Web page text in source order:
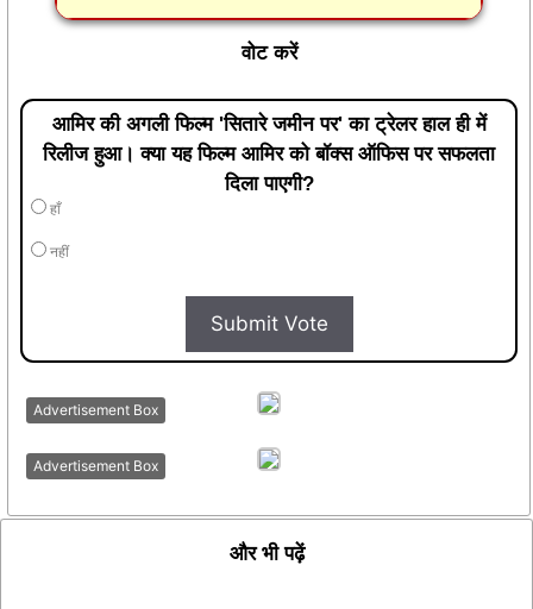
वोट करें
आमिर की अगली फिल्म 'सितारे जमीन पर' का ट्रेलर हाल ही में
रिलीज हुआ। क्या यह फिल्म आमिर को बॉक्स ऑफिस पर सफलता
दिला पाएगी?
हाँ
नहीं
Submit Vote
Advertisement Box
Advertisement Box
और भी पढ़ें